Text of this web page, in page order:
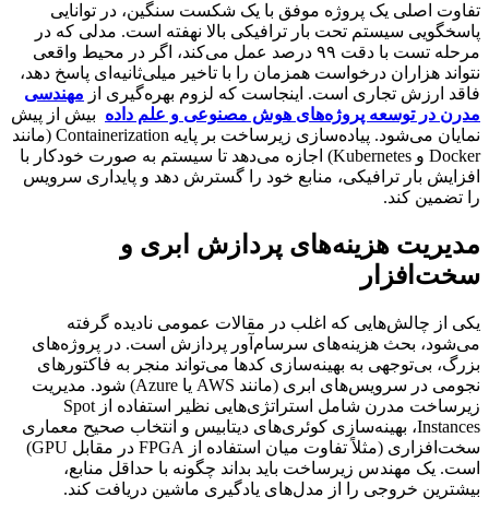
تفاوت اصلی یک پروژه موفق با یک شکست سنگین، در توانایی
پاسخگویی سیستم تحت بار ترافیکی بالا نهفته است. مدلی که در
مرحله تست با دقت ۹۹ درصد عمل می‌کند، اگر در محیط واقعی
نتواند هزاران درخواست همزمان را با تاخیر میلی‌ثانیه‌ای پاسخ دهد،
فاقد ارزش تجاری است. اینجاست که لزوم بهره‌گیری از مهندسی
مدرن در توسعه پروژه‌های هوش مصنوعی و علم داده بیش از پیش
نمایان می‌شود. پیاده‌سازی زیرساخت بر پایه Containerization (مانند
Docker و Kubernetes) اجازه می‌دهد تا سیستم به صورت خودکار با
افزایش بار ترافیکی، منابع خود را گسترش دهد و پایداری سرویس
را تضمین کند.
مدیریت هزینه‌های پردازش ابری و
سخت‌افزار
یکی از چالش‌هایی که اغلب در مقالات عمومی نادیده گرفته
می‌شود، بحث هزینه‌های سرسام‌آور پردازش است. در پروژه‌های
بزرگ، بی‌توجهی به بهینه‌سازی کدها می‌تواند منجر به فاکتورهای
نجومی در سرویس‌های ابری (مانند AWS یا Azure) شود. مدیریت
زیرساخت مدرن شامل استراتژی‌هایی نظیر استفاده از Spot
Instances، بهینه‌سازی کوئری‌های دیتابیس و انتخاب صحیح معماری
سخت‌افزاری (مثلاً تفاوت میان استفاده از FPGA در مقابل GPU)
است. یک مهندس زیرساخت باید بداند چگونه با حداقل منابع،
بیشترین خروجی را از مدل‌های یادگیری ماشین دریافت کند.